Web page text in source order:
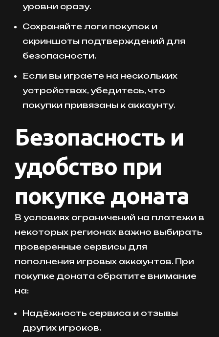
уровни сразу.
Сохраняйте логи покупок и
скриншоты подтверждений для
безопасности.
Если вы играете на нескольких
устройствах, убедитесь, что
покупки привязаны к аккаунту.
Безопасность и
удобство при
покупке доната
В условиях ограничений на платежи в
некоторых регионах важно выбирать
проверенные сервисы для
пополнения игровых аккаунтов. При
покупке доната обратите внимание
на:
Надёжность сервиса и отзывы
других игроков.